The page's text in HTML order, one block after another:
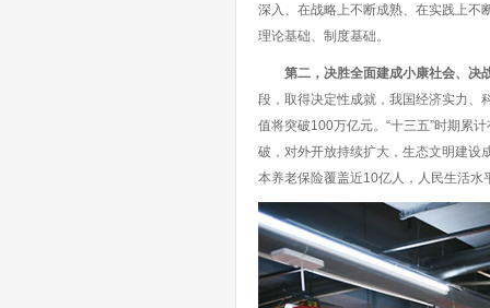
深入、在战略上不断成熟、在实践上不
理论基础、制度基础。
第二，决胜全面建成小康社会、决
段，取得决定性成就，我国经济实力、
值将突破100万亿元。“十三五”时期累
破，对外开放持续扩大，生态文明建设
本养老保险覆盖近10亿人，人民生活水